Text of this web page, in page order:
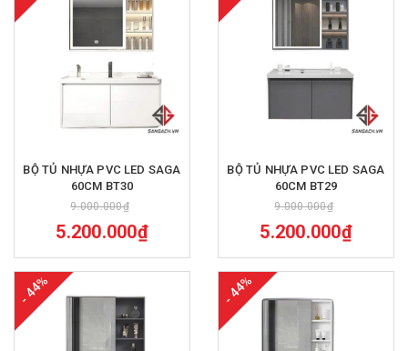
BỘ TỦ NHỰA PVC LED SAGA
60CM BT30
9.000.000₫
5.200.000₫
BỘ TỦ NHỰA PVC LED SAGA
60CM BT29
9.000.000₫
5.200.000₫
- 44% - 44%